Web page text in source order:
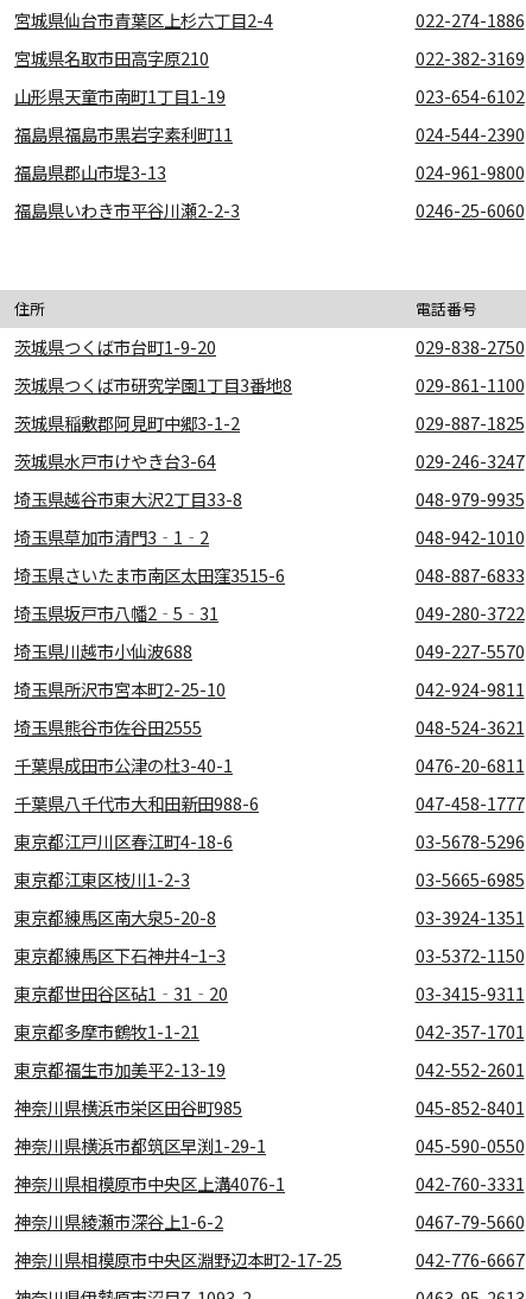
宮城県仙台市青葉区上杉六丁目2-4
022-274-1886
宮城県名取市田高字原210
022-382-3169
山形県天童市南町1丁目1-19
023-654-6102
福島県福島市黒岩字素利町11
024-544-2390
福島県郡山市堤3-13
024-961-9800
福島県いわき市平谷川瀬2-2-3 0246-25-6060
住所 電話番号
茨城県つくば市台町1-9-20
029-838-2750
茨城県つくば市研究学園1丁目3番地8
029-861-1100
茨城県稲敷郡阿見町中郷3-1-2
029-887-1825
茨城県水戸市けやき台3-64
029-246-3247
埼玉県越谷市東大沢2丁目33-8
048-979-9935
埼玉県草加市清門3‐1‐2
048-942-1010
埼玉県さいたま市南区太田窪3515-6
048-887-6833
埼玉県坂戸市八幡2‐5‐31
049-280-3722
埼玉県川越市小仙波688
049-227-5570
埼玉県所沢市宮本町2-25-10
042-924-9811
埼玉県熊谷市佐谷田2555
048-524-3621
千葉県成田市公津の杜3-40-1
0476-20-6811
千葉県八千代市大和田新田988-6
047-458-1777
東京都江戸川区春江町4-18-6
03-5678-5296
東京都江東区枝川1-2-3
03-5665-6985
東京都練馬区南大泉5-20-8
03-3924-1351
東京都練馬区下石神井4ｰ1ｰ3
03-5372-1150
東京都世田谷区砧1‐31‐20
03-3415-9311
東京都多摩市鶴牧1-1-21
042-357-1701
東京都福生市加美平2-13-19
042-552-2601
神奈川県横浜市栄区田谷町985
045-852-8401
神奈川県横浜市都筑区早渕1-29-1
045-590-0550
神奈川県相模原市中央区上溝4076-1
042-760-3331
神奈川県綾瀬市深谷上1-6-2
0467-79-5660
神奈川県相模原市中央区淵野辺本町2-17-25
042-776-6667